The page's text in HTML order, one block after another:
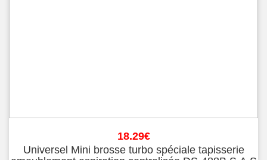
18.29€
Universel Mini brosse turbo spéciale tapisserie